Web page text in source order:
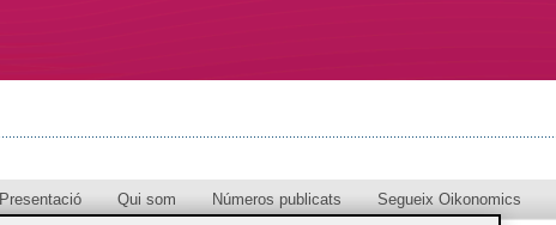
Presentació Qui som Números publicats Segueix Oikonomics